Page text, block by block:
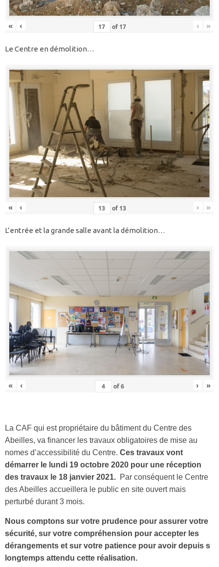
« ‹ of 17 › »
Le Centre en démolition…
« ‹ of 13 › »
L’entrée et la grande salle avant la démolition…
« ‹ of6 › »
La CAF qui est propriétaire du bâtiment du Centre des
Abeilles, va financer les travaux obligatoires de mise au
nomes d’accessibilité du Centre. Ces travaux vont
démarrer le lundi 19 octobre 2020 pour une réception
des travaux le 18 janvier 2021. Par conséquent le Centre
des Abeilles accueillera le public en site ouvert mais
perturbé durant 3 mois.
Nous comptons sur votre prudence pour assurer votre
sécurité, sur votre compréhension pour accepter les
dérangements et sur votre patience pour avoir depuis s
longtemps attendu cette réalisation.